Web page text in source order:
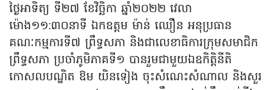
ថ្ងៃអាទិត្យ ទី២៧ ខែវិច្ឆិកា ឆ្នាំ២០២២ វេលា
ម៉ោង១១:៣០នាទី ឯកឧត្តម ម៉ាន់ ឈឿន អនុប្រធាន
គណៈកម្មការទី៧ ព្រឹទ្ធសភា និងជាលេខាធិការក្រុមសមាជិក
ព្រឹទ្ធសភា ប្រចាំភូមិភាគទី១ បានរួមជាមួយឯឧកិត្តិនីតិ
កោសលបណ្ឌិត ឱម យិនទៀង ចុះសំណេះសំណាល និងសួរ